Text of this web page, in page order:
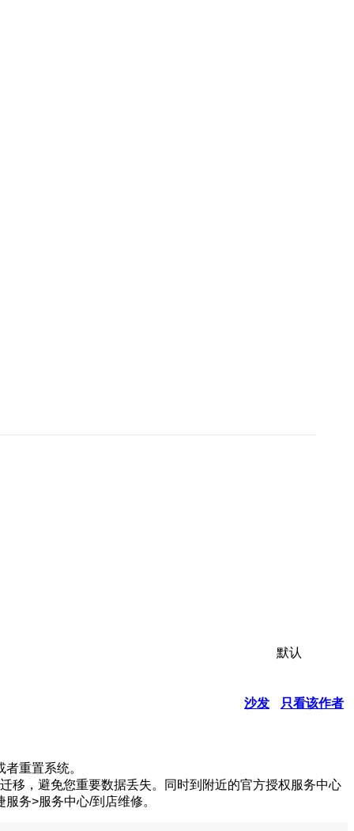
默认
沙发 只看该作者
重置系统。
移，避免您重要数据丢失。同时到附近的官方授权服务中心
务>服务中心/到店维修。